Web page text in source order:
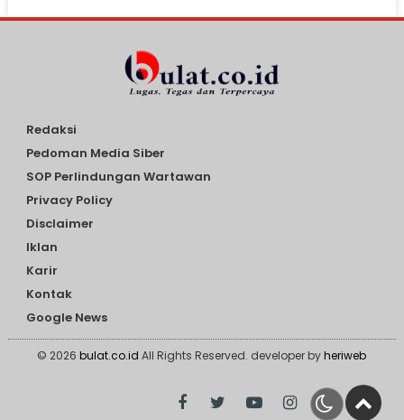
Redaksi
Pedoman Media Siber
SOP Perlindungan Wartawan
Privacy Policy
Disclaimer
Iklan
Karir
Kontak
Google News
© 2026bulat.co.id All Rights Reserved. developer byheriweb